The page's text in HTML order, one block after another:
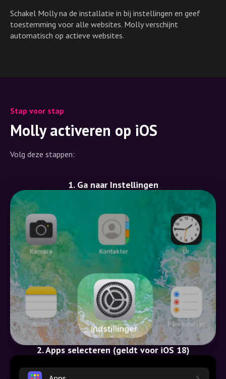
Schakel Molly na de installatie in bij instellingen en geef
toestemming voor alle websites. Molly verschijnt
automatisch op actieve websites.
Stap voor stap
Molly activeren op iOS
Volg deze stappen:
1. Ga naar Instellingen
2. Apps selecteren (geldt voor iOS 18)